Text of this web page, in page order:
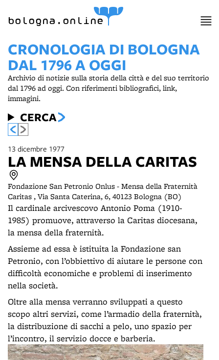
bologna.online
CRONOLOGIA DI BOLOGNA
DAL 1796 A OGGI
Archivio di notizie sulla storia della città e del suo territorio
dal 1796 ad oggi. Con riferimenti bibliografici, link,
immagini.
CERCA
13 dicembre 1977
LA MENSA DELLA CARITAS
Fondazione San Petronio Onlus - Mensa della Fraternità
Caritas , Via Santa Caterina, 6, 40123 Bologna (BO)
Il cardinale arcivescovo Antonio Poma (1910-
1985) promuove, attraverso la Caritas diocesana,
la mensa della fraternità.
Assieme ad essa è istituita la Fondazione san
Petronio, con l’obbiettivo di aiutare le persone con
difficoltà economiche e problemi di inserimento
nella società.
Oltre alla mensa verranno sviluppati a questo
scopo altri servizi, come l’armadio della fraternità,
la distribuzione di sacchi a pelo, uno spazio per
l’incontro, il servizio docce e barberia.